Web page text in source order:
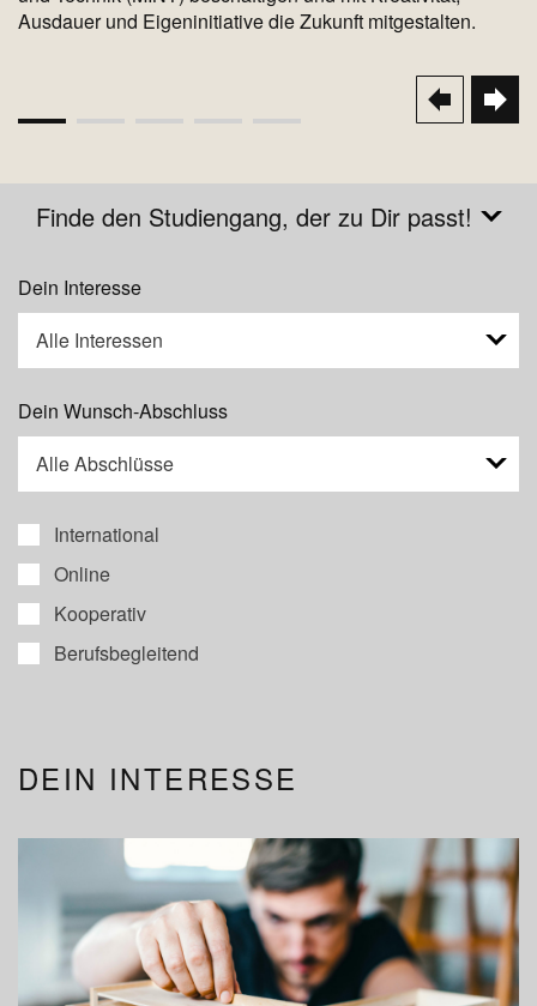
Ausdauer und Eigeninitiative die Zukunft mitgestalten.
Seitennummerierung
Vorherige
Seite
prev
Seite
next
Finde den Studiengang, der zu Dir passt!
Dein Interesse
Alle Interessen
Dein Wunsch-Abschluss
Alle Abschlüsse
International
Online
Kooperativ
Berufsbegleitend
DEIN INTERESSE